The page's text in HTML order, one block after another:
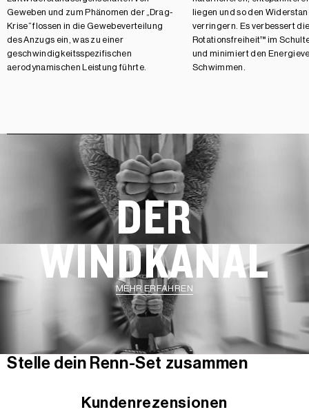
Geweben und zum Phänomen der „Drag-
Krise“ flossen in die Gewebeverteilung
des Anzugs ein, was zu einer
geschwindigkeitsspezifischen
aerodynamischen Leistung führte.
liegen und so den
verringern. Es verbessert
Rotationsfreiheit™ im
und minimiert den
Schwimmen.
DER
WINDKANAL
MEHR ERFAHREN
Stelle dein Renn-Set zusammen
Kundenrezensionen